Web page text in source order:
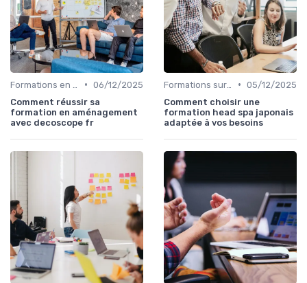
• 06/12/2025
Comment réussir sa
formation en aménagement
avec decoscope fr
• 05/12/2025
Comment choisir une
formation head spa japonais
adaptée à vos besoins